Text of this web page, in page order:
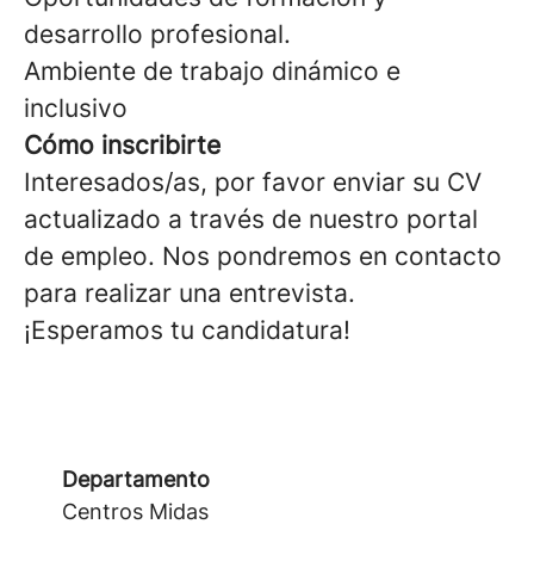
desarrollo profesional.
Ambiente de trabajo dinámico e
inclusivo
Cómo inscribirte
Interesados/as, por favor enviar su CV
actualizado a través de nuestro portal
de empleo. Nos pondremos en contacto
para realizar una entrevista.
¡Esperamos tu candidatura!
Departamento
Centros Midas